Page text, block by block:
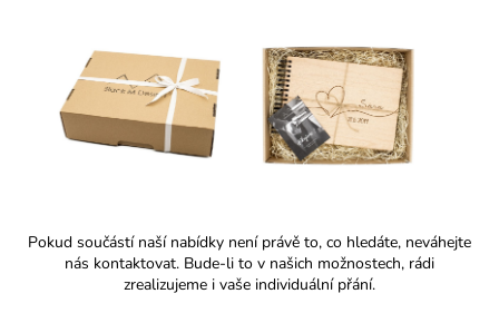
Pokud součástí naší nabídky není právě to, co hledáte, neváhejte
nás kontaktovat. Bude-li to v našich možnostech, rádi
zrealizujeme i vaše individuální přání.